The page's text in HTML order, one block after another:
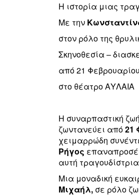
Η ιστορία μιας
Με την
στον ρόλο της
Σκηνοθεσία –
από 21
στο θέατρο ΑΥΛΑΙΑ
Η συναρπαστική
ζωντανεύει από21
χειμαρρώδη
Ρήγος
αυτή
Μια μοναδική
Μιχαήλ, σε ρόλο